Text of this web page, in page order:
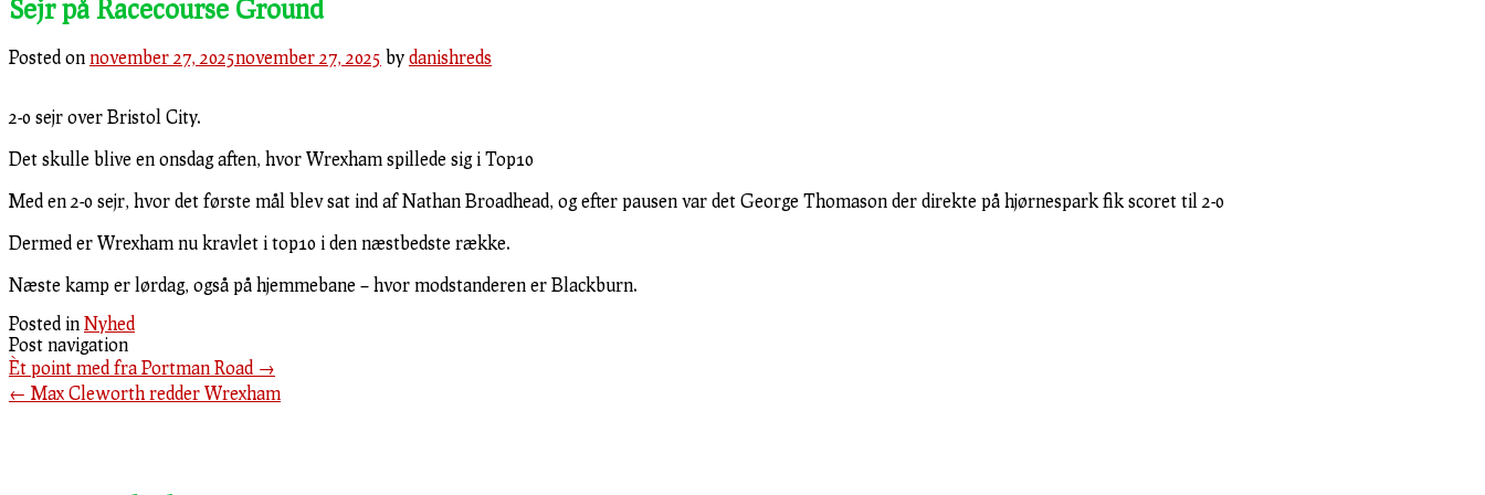
Sejr på Racecourse Ground
Posted on november 27, 2025november 27, 2025 by danishreds
2-0 sejr over Bristol City.
Det skulle blive en onsdag aften, hvor Wrexham spillede sig i Top10
Med en 2-0 sejr, hvor det første mål blev sat ind af Nathan Broadhead, og efter pausen var det George Thomason der direkte på hjørnespark fik scoret til 2-0
Dermed er Wrexham nu kravlet i top10 i den næstbedste række.
Næste kamp er lørdag, også på hjemmebane – hvor modstanderen er Blackburn.
Posted in Nyhed
Post navigation
Èt point med fra Portman Road →
← Max Cleworth redder Wrexham